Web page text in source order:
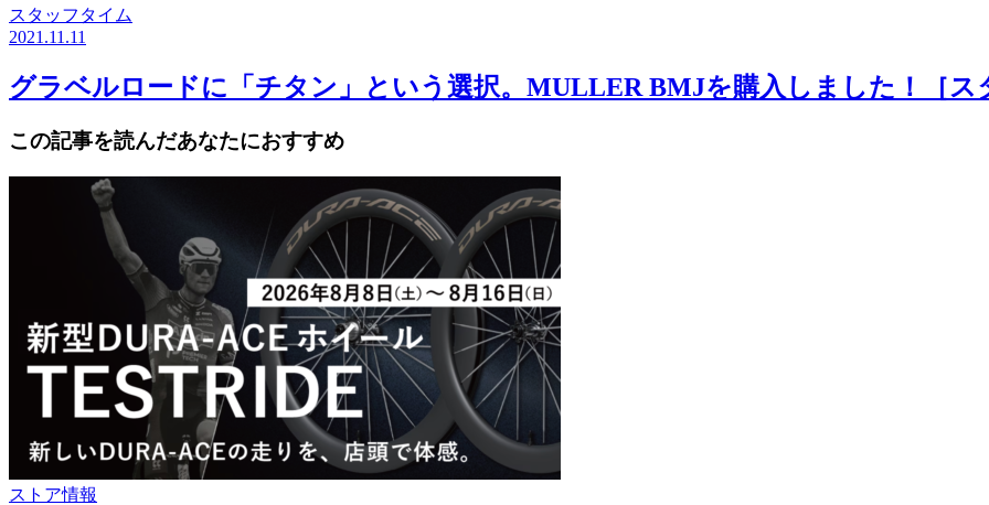
スタッフタイム
2021.11.11
グラベルロードに「チタン」という選択。MULLER BMJを購入しました！［ス
この記事を読んだあなたにおすすめ
ストア情報